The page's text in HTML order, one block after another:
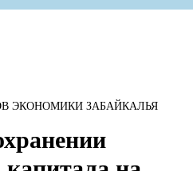
ЭКОНОМИКИ ЗАБАЙКАЛЬЯ